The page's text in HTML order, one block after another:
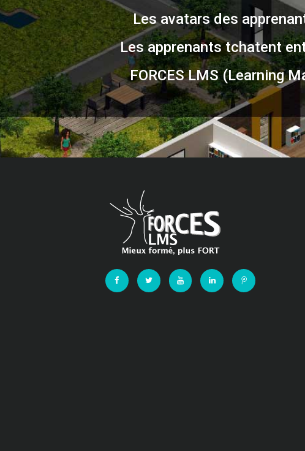
Les avatars des
Les apprenants tchatent
FORCES LMS (Learning